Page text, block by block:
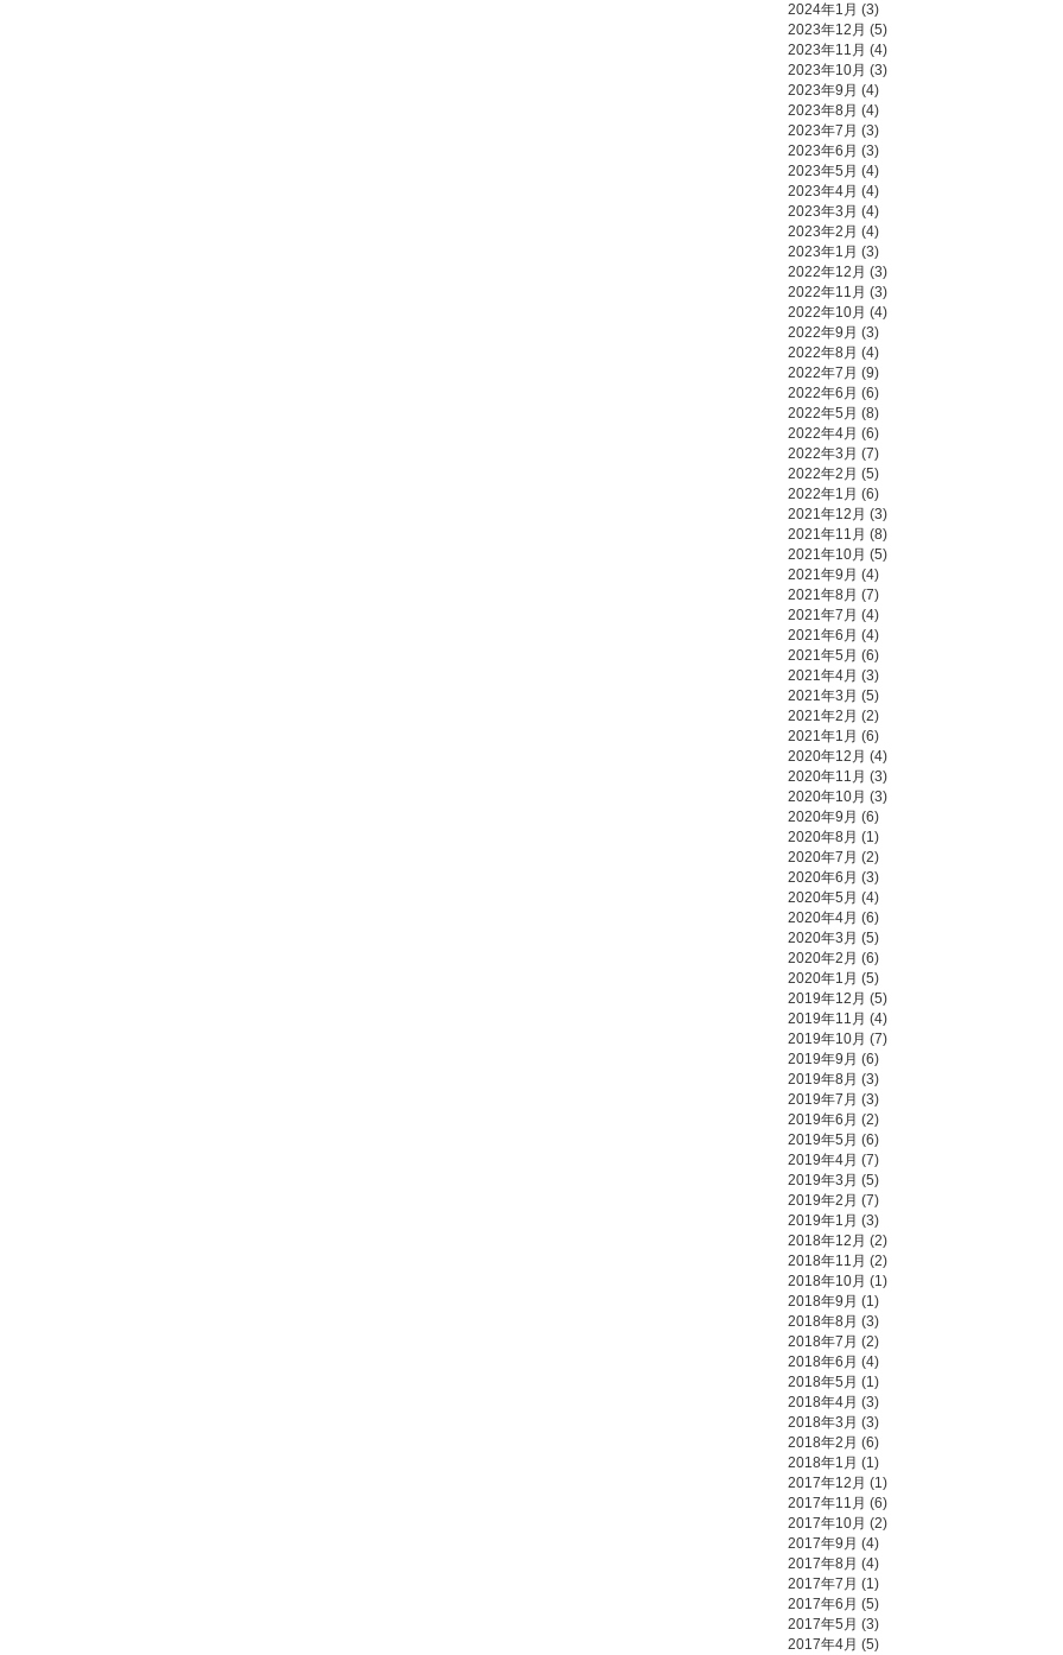
2024年1月 (3)
2023年12月 (5)
2023年11月 (4)
2023年10月 (3)
2023年9月 (4)
2023年8月 (4)
2023年7月 (3)
2023年6月 (3)
2023年5月 (4)
2023年4月 (4)
2023年3月 (4)
2023年2月 (4)
2023年1月 (3)
2022年12月 (3)
2022年11月 (3)
2022年10月 (4)
2022年9月 (3)
2022年8月 (4)
2022年7月 (9)
2022年6月 (6)
2022年5月 (8)
2022年4月 (6)
2022年3月 (7)
2022年2月 (5)
2022年1月 (6)
2021年12月 (3)
2021年11月 (8)
2021年10月 (5)
2021年9月 (4)
2021年8月 (7)
2021年7月 (4)
2021年6月 (4)
2021年5月 (6)
2021年4月 (3)
2021年3月 (5)
2021年2月 (2)
2021年1月 (6)
2020年12月 (4)
2020年11月 (3)
2020年10月 (3)
2020年9月 (6)
2020年8月 (1)
2020年7月 (2)
2020年6月 (3)
2020年5月 (4)
2020年4月 (6)
2020年3月 (5)
2020年2月 (6)
2020年1月 (5)
2019年12月 (5)
2019年11月 (4)
2019年10月 (7)
2019年9月 (6)
2019年8月 (3)
2019年7月 (3)
2019年6月 (2)
2019年5月 (6)
2019年4月 (7)
2019年3月 (5)
2019年2月 (7)
2019年1月 (3)
2018年12月 (2)
2018年11月 (2)
2018年10月 (1)
2018年9月 (1)
2018年8月 (3)
2018年7月 (2)
2018年6月 (4)
2018年5月 (1)
2018年4月 (3)
2018年3月 (3)
2018年2月 (6)
2018年1月 (1)
2017年12月 (1)
2017年11月 (6)
2017年10月 (2)
2017年9月 (4)
2017年8月 (4)
2017年7月 (1)
2017年6月 (5)
2017年5月 (3)
2017年4月 (5)